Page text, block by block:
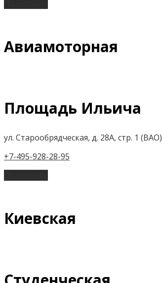
Авиамоторная
Площадь Ильича
ул. Старообрядческая, д. 28А, стр. 1 (ВАО)
+7-495-928-28-95
Киевская